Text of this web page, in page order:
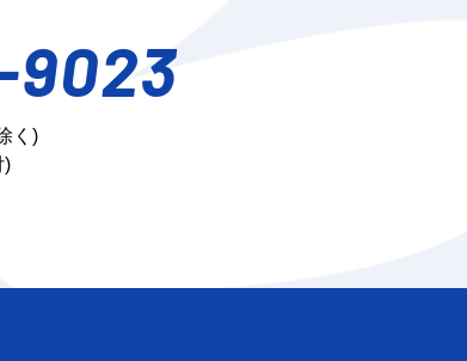
く)
)